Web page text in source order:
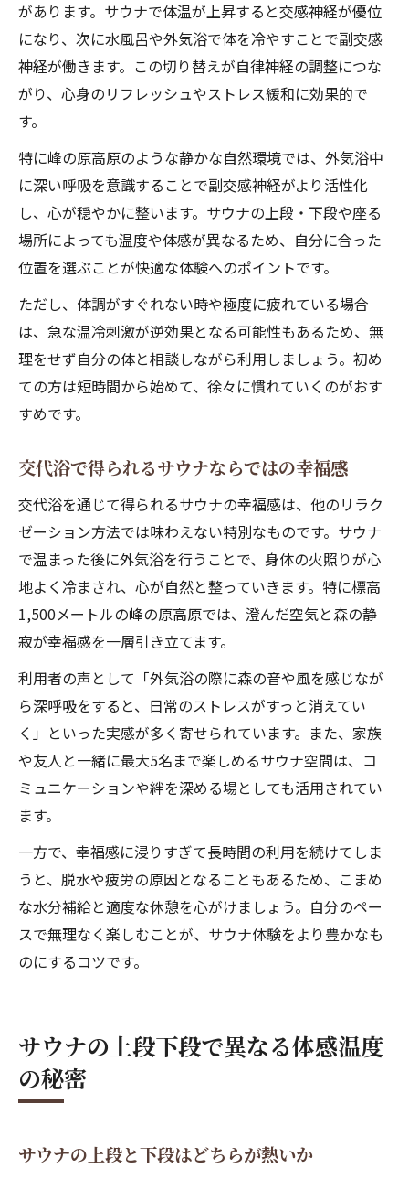
があります。サウナで体温が上昇すると交感神経が優位
になり、次に水風呂や外気浴で体を冷やすことで副交感
神経が働きます。この切り替えが自律神経の調整につな
がり、心身のリフレッシュやストレス緩和に効果的で
す。
特に峰の原高原のような静かな自然環境では、外気浴中
に深い呼吸を意識することで副交感神経がより活性化
し、心が穏やかに整います。サウナの上段・下段や座る
場所によっても温度や体感が異なるため、自分に合った
位置を選ぶことが快適な体験へのポイントです。
ただし、体調がすぐれない時や極度に疲れている場合
は、急な温冷刺激が逆効果となる可能性もあるため、無
理をせず自分の体と相談しながら利用しましょう。初め
ての方は短時間から始めて、徐々に慣れていくのがおす
すめです。
交代浴で得られるサウナならではの幸福感
交代浴を通じて得られるサウナの幸福感は、他のリラク
ゼーション方法では味わえない特別なものです。サウナ
で温まった後に外気浴を行うことで、身体の火照りが心
地よく冷まされ、心が自然と整っていきます。特に標高
1,500メートルの峰の原高原では、澄んだ空気と森の静
寂が幸福感を一層引き立てます。
利用者の声として「外気浴の際に森の音や風を感じなが
ら深呼吸をすると、日常のストレスがすっと消えてい
く」といった実感が多く寄せられています。また、家族
や友人と一緒に最大5名まで楽しめるサウナ空間は、コ
ミュニケーションや絆を深める場としても活用されてい
ます。
一方で、幸福感に浸りすぎて長時間の利用を続けてしま
うと、脱水や疲労の原因となることもあるため、こまめ
な水分補給と適度な休憩を心がけましょう。自分のペー
スで無理なく楽しむことが、サウナ体験をより豊かなも
のにするコツです。
サウナの上段下段で異なる体感温度
の秘密
サウナの上段と下段はどちらが熱いか